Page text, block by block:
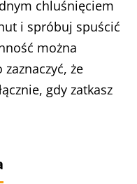
chluśnięciem
i spróbuj spuścić
można
że
gdy zatkasz